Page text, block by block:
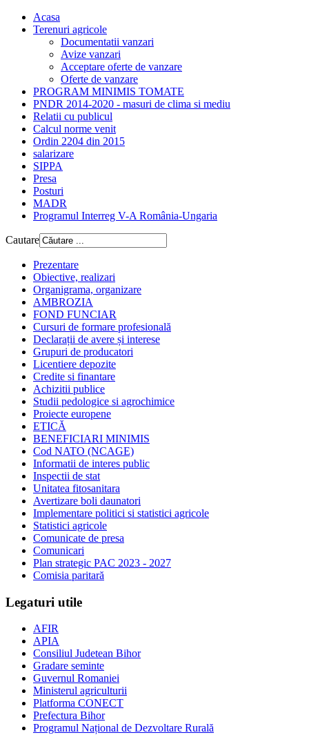
Acasa
Terenuri agricole
Documentatii vanzari
Avize vanzari
Acceptare oferte de vanzare
Oferte de vanzare
PROGRAM MINIMIS TOMATE
PNDR 2014-2020 - masuri de clima si mediu
Relatii cu publicul
Calcul norme venit
Ordin 2204 din 2015
salarizare
SIPPA
Presa
Posturi
MADR
Programul Interreg V-A România-Ungaria
Cautare
Prezentare
Obiective, realizari
Organigrama, organizare
AMBROZIA
FOND FUNCIAR
Cursuri de formare profesională
Declarații de avere și interese
Grupuri de producatori
Licentiere depozite
Credite si finantare
Achizitii publice
Studii pedologice si agrochimice
Proiecte europene
ETICĂ
BENEFICIARI MINIMIS
Cod NATO (NCAGE)
Informatii de interes public
Inspectii de stat
Unitatea fitosanitara
Avertizare boli daunatori
Implementare politici si statistici agricole
Statistici agricole
Comunicate de presa
Comunicari
Plan strategic PAC 2023 - 2027
Comisia paritară
Legaturi utile
AFIR
APIA
Consiliul Judetean Bihor
Gradare seminte
Guvernul Romaniei
Ministerul agriculturii
Platforma CONECT
Prefectura Bihor
Programul Național de Dezvoltare Rurală